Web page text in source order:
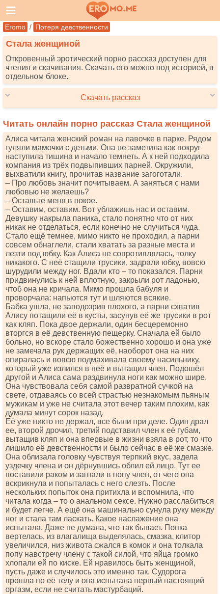
Eromo / Потеря девственности
Стала женщиной
Откровенный эротический порно рассказ доступен для
чтения и скачивания. Скачать его можно под историей, в
отдельном блоке.
Скачать рассказ
Читать онлайн порно рассказ Стала женщиной
Алиса читала женский роман на лавочке в парке. Рядом
гуляли мамочки с детьми. Она не заметила как вокруг
наступила тишина и начало темнеть. А к ней подходила
компания из трёх подвыпивших парней. Окружили,
выхватили книгу, прочитав название загоготали.
– Про любовь значит почитываем. А заняться с нами
любовью не желаешь?
– Оставьте меня в покое.
– Оставим, оставим. Вот ублажишь нас и оставим.
Девушку накрыла паника, стало понятно что от них
никак не отделаться, если конечно не случиться чуда.
Стало ещё темнее, мимо никто не проходил, а парни
совсем обнаглели, стали хватать за разные места и
лезти под юбку. Как Алиса не сопротивлялась, толку
никакого. С неё стащили трусики, задрали юбку, вовсю
шурудили между ног. Вдали кто – то показался. Парни
придвинулись к ней вплотную, закрыли рот ладонью,
чтоб она не кричала. Мимо прошла бабуля и
проворчала: напьются тут и шляются всякие.
Бабка ушла, не заподозрив плохого, а парни схватив
Алису потащили её в кусты, засунув её же трусики в рот
как кляп. Пока двое держали, один бесцеремонно
вторгся в её девственную пещерку. Сначала ей было
больно, но вскоре стало божественно хорошо и она уже
не замечала рук держащих её, наоборот она на них
опиралась и вовсю подмахивала своему насильнику,
который уже излился в неё и вытащил член. Подошёл
другой и Алиса сама раздвинула ноги как можно шире.
Она чувствовала себя самой развратной сучкой на
свете, отдаваясь со всей страстью незнакомым пьяным
мужикам и уже не считала этот вечер таким плохим, как
думала минут сорок назад.
Её уже никто не держал, все были при деле. Один драл
ее, второй дрочил, третий подставил член к её губам,
вытащив кляп и она впервые в жизни взяла в рот, то что
лишило её девственности и было сейчас в её же смазке.
Она облизала головку чувствуя терпкий вкус, задела
уздечку члена и он дёрнувшись облил ей лицо. Тут ее
поставили раком и загнали в попу член, от чего она
вскрикнула и попыталась с него слезть. После
нескольких попыток она притихла и вспомнила, что
читала когда – то о анальном сексе. Нужно расслабиться
и будет легче. А ещё она машинально сунула руку между
ног и стала там ласкать. Какое наслажение она
испытала. Даже не думала, что так бывает. Попка
вертелась, из влагалища выделялась, смазка, клитор
увеличился, низ живота сжался в комок и она толкала
попу навстречу члену с такой силой, что яйца громко
хлопали ей по киске. Ей нравилось быть женщиной,
пусть даже и случилось это именно так. Судорога
прошла по её телу и она испытала первый настоящий
оргазм, если не считать мастурбаций.